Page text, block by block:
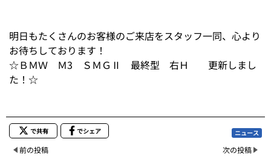
明日もたくさんのお客様のご来店をスタッフ一同、心より
お待ちしております！
☆ＢＭＷ Ｍ3 ＳＭＧⅡ 最終型 右Ｈ 更新しまし
た！☆
で共有 でシェア ニュース
前の投稿 次の投稿